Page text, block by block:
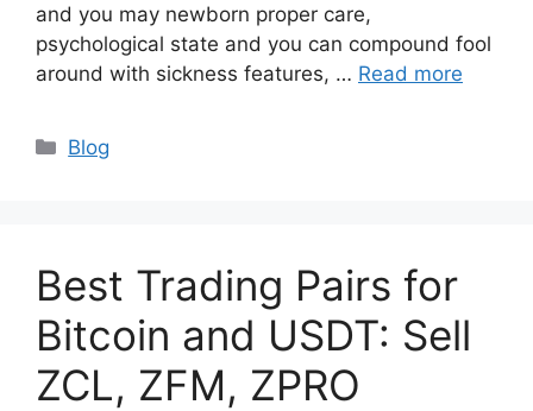
and you may newborn proper care,
psychological state and you can compound fool
around with sickness features, … Read more
Blog
Best Trading Pairs for
Bitcoin and USDT: Sell
ZCL, ZFM, ZPRO